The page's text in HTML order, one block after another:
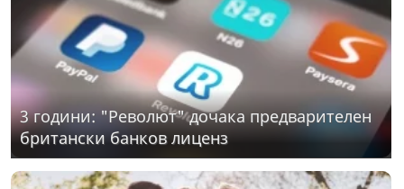
3 години: "Револют" дочака предварителен
британски банков лиценз